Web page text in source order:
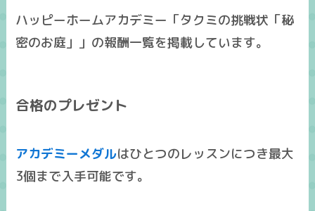
ハッピーホームアカデミー「タクミの挑戦状「秘
密のお庭」」の報酬一覧を掲載しています。
合格のプレゼント
アカデミーメダルはひとつのレッスンにつき最大
3個まで入手可能です。